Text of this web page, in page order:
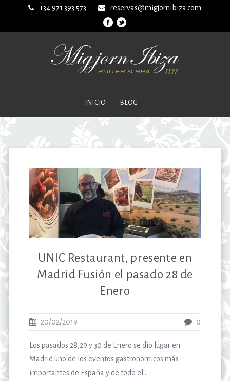
+34 971 393 573 reservas@migjornibiza.com
INICIO BLOG
UNIC Restaurant, presente en
Madrid Fusión el pasado 28 de
Enero
20/02/2019 0
Los pasados 28,29 y 30 de Enero se dio lugar en
Madrid uno de los eventos gastronómicos más
importantes de España y de todo el...